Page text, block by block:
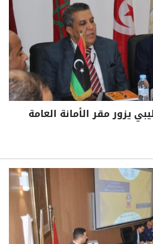
يزور مقر الأمانة العامة